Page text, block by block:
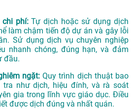
chi phí:Tự dịch hoặc sử dụng dịch
làm chậm tiến độ dự án và gây lỗi
Sử dụng dịch vụ chuyên nghiệp
nhanh chóng, đúng hạn, và đảm
đầu.
ngặt:Quy trình dịch thuật bao
tra như dịch, hiệu đính, và rà soát
gia trong lĩnh vực giáo dục. Điều
được dịch đúng và nhất quán.